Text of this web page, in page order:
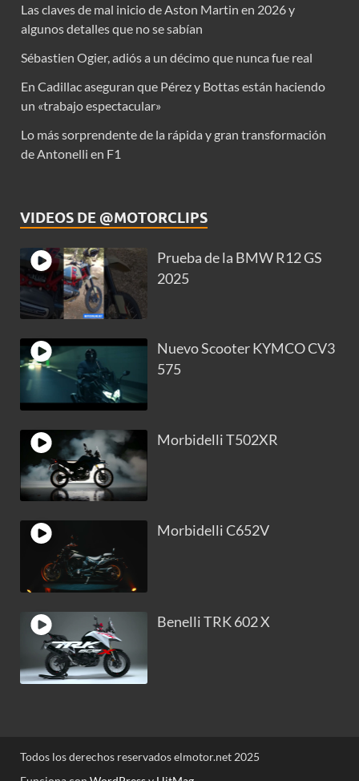
Las claves de mal inicio de Aston Martin en 2026 y
algunos detalles que no se sabían
Sébastien Ogier, adiós a un décimo que nunca fue real
En Cadillac aseguran que Pérez y Bottas están haciendo
un «trabajo espectacular»
Lo más sorprendente de la rápida y gran transformación
de Antonelli en F1
VIDEOS DE @MOTORCLIPS
Prueba de la BMW R12 GS
2025
Nuevo Scooter KYMCO CV3
575
Morbidelli T502XR
Morbidelli C652V
Benelli TRK 602 X
Todos los derechos reservados elmotor.net 2025